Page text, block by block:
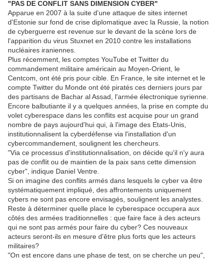
"PAS DE CONFLIT SANS DIMENSION CYBER"
Apparue en 2007 à la suite d'une attaque de sites internet
d'Estonie sur fond de crise diplomatique avec la Russie, la notion
de cyberguerre est revenue sur le devant de la scène lors de
l'apparition du virus Stuxnet en 2010 contre les installations
nucléaires iraniennes.
Plus récemment, les comptes YouTube et Twitter du
commandement militaire américain au Moyen-Orient, le
Centcom, ont été pris pour cible. En France, le site internet et le
compte Twitter du Monde ont été piratés ces derniers jours par
des partisans de Bachar al Assad, l'armée électronique syrienne.
Encore balbutiante il y a quelques années, la prise en compte du
volet cyberespace dans les conflits est acquise pour un grand
nombre de pays aujourd'hui qui, à l'image des Etats-Unis,
institutionnalisent la cyberdéfense via l'installation d'un
cybercommandement, soulignent les chercheurs.
"Via ce processus d'institutionnalisation, on décide qu'il n'y aura
pas de conflit ou de maintien de la paix sans cette dimension
cyber", indique Daniel Ventre.
Si on imagine des conflits armés dans lesquels le cyber va être
systématiquement impliqué, des affrontements uniquement
cybers ne sont pas encore envisagés, soulignent les analystes.
Reste à déterminer quelle place le cyberespace occupera aux
côtés des armées traditionnelles : que faire face à des acteurs
qui ne sont pas armés pour faire du cyber? Ces nouveaux
acteurs seront-ils en mesure d'être plus forts que les acteurs
militaires?
"On est encore dans une phase de test, on se cherche un peu",